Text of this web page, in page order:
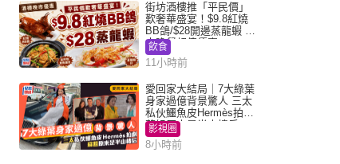
街坊酒樓推「平民價」
歎奢華盛宴！$9.8紅燒
BB鴿/$28開邊蒸龍蝦 3
大晚餐超值優惠
飲食
11小時前
愛回家大結局｜7大綠葉
身家過億背景驚人 三太
私伙鱷魚皮Hermès拍劇
蘇姐原來是半山樓后
影視圈
8小時前